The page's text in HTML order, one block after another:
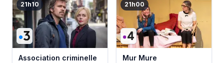
21h10
Association criminelle
21h00
Mur Mure